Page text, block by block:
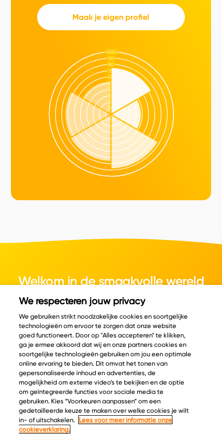
Maak je eigen profiel
Welkom in de smaakvolle wereld
van kaas.
© Copyright 2026 Velder
Inspiratie
Kaascatalogus
Recepten
Kaasplankjes
Blog
Informatie
Over ons
Ontdek
Keurmerken
We respecteren jouw privacy
We gebruiken strikt noodzakelijke cookies en soortgelijke
technologieën om ervoor te zorgen dat onze website
goed functioneert. Door op "Alles accepteren" te klikken,
ga je ermee akkoord dat wij en onze partners cookies en
soortgelijke technologieën gebruiken om jou een optimale
online ervaring te bieden. Dit omvat het tonen van
gepersonaliseerde inhoud en advertenties, de
mogelijkheid om externe video’s te bekijken en de optie
om geïntegreerde functies voor sociale media te
gebruiken. Kies “Voorkeuren aanpassen” om een
gedetailleerde keuze te maken over welke cookies je wilt
in- of uitschakelen.
Lees voor meer informatie onze
cookieverklaring.